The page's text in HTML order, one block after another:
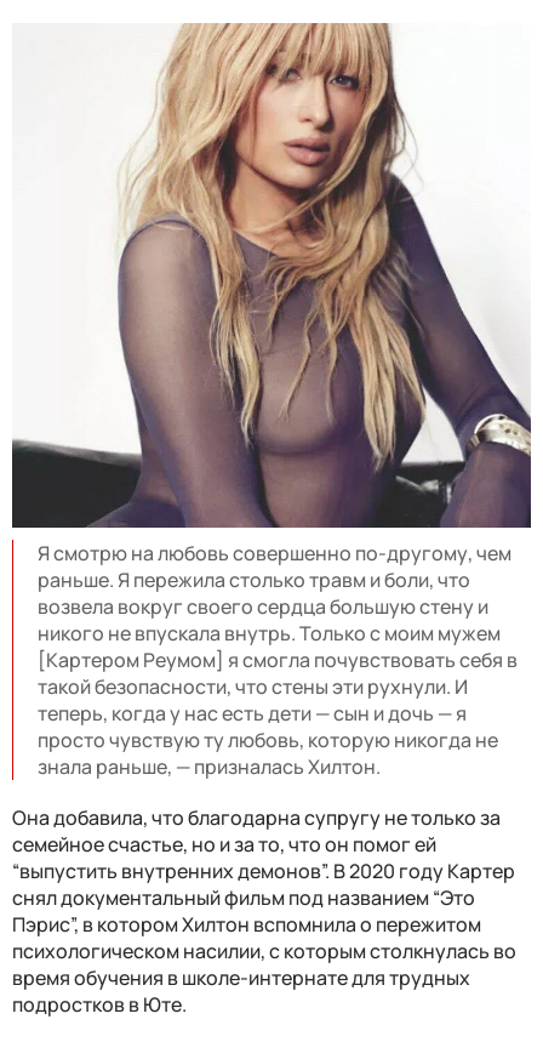
Я смотрю на любовь совершенно по-другому, чем
раньше. Я пережила столько травм и боли, что
возвела вокруг своего сердца большую стену и
никого не впускала внутрь. Только с моим мужем
[Картером Реумом] я смогла почувствовать себя в
такой безопасности, что стены эти рухнули. И
теперь, когда у нас есть дети — сын и дочь — я
просто чувствую ту любовь, которую никогда не
знала раньше, — призналась Хилтон.
Она добавила, что благодарна супругу не только за
семейное счастье, но и за то, что он помог ей
“выпустить внутренних демонов”. В 2020 году Картер
снял документальный фильм под названием “Это
Пэрис”, в котором Хилтон вспомнила о пережитом
психологическом насилии, с которым столкнулась во
время обучения в школе-интернате для трудных
подростков в Юте.